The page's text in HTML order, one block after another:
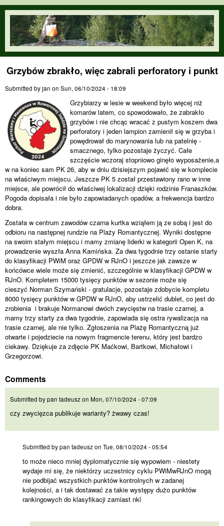
Skip to main content
orienteering.waw.pl
Grzybów zbrakło, więc zabrali perforatory i punkt
Submitted byjan on Sun, 06/10/2024 - 18:09
Grzybiarzy w lesie w weekend było więcej niż
komarów latem, co spowodowało, że zabrakło
grzybów i nie chcąc wracać z pustym koszem dwa
perforatory i jeden lampion zamienił się w grzyba i
powędrował do marynowania lub na patelnię -
smacznego, tylko pozostaje życzyć. Całe
szczęście wczoraj stopniowo ginęło wyposażenie,a
w na koniec sam PK 26, aby w dniu dzisiejszym pojawić się w komplecie
na właściwym miejscu. Jeszcze PK 5 został przestawiony rano w inne
miejsce, ale powrócił do właściwej lokalizacji dzięki rodzinie Franaszków.
Pogoda dopisała i nie było zapowiadanych opadów, a frekwencja bardzo
dobra.
Została w centrum zawodów czarna kurtka wziąłem ją ze sobą i jest do
odbioru na następnej rundzie na Plaży Romantycznej. Wyniki dostępne
na swoim stałym miejscu i mamy zmianę liderki w kategorii Open K, na
prowadzenie wyszła Anna Kamińska. Za dwa tygodnie trzy ostanie starty
do klasyfikacji PWiM oraz GPDW w RJnO i jeszcze jak zawsze w
końcówce wiele może się zmienić, szczególnie w klasyfikacji GPDW w
RJnO. Kompletem 15000 tysięcy punktów w sezonie może się
cieszyć Norman Szymański - gratulacje, pozostaje zdobycie kompletu
8000 tysięcy punktów w GPDW w RJnO, aby ustrzelić dublet, co jest do
zrobienia i brakuje Normanowi dwóch zwycięstw na trasie czarnej, a
mamy trzy starty za dwa tygodnie, zapowiada się ostra rywalizacja na
trasie czarnej, ale nie tylko. Zgłoszenia na Plażę Romantyczną już
otwarte i pojedziecie na nowym fragmencie terenu, który jest bardzo
ciekawy. Dziękuje za zdjęcie PK Maćkowi, Bartkowi, Michałowi i
Grzegorzowi.
Comments
czy zwycięzca publikuje
Submitted bypan tadeuszon Mon, 07/10/2024 - 07:09
czy zwycięzca publikuje warianty? żwawy czas!
to może nieco mniej
Submitted bypan tadeuszon Tue, 08/10/2024 - 05:54
to może nieco mniej dyplomatycznie się wypowiem - niestety
wydaje mi się, że niektórzy uczestnicy cyklu PWiMwRJnO mogą
nie podbijać wszystkich punktów kontrolnych w zadanej
kolejności, a i tak dostawać za takie występy dużo punktów
rankingowych do klasyfikacji zamiast nkl